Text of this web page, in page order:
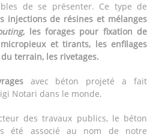
de se présenter. Ce type de
injections de résines et mélanges
, les forages pour fixation de
et tirants, les enfilages
terrain, les rivetages.
avec béton projeté a fait
Notari dans le monde.
des travaux publics, le béton
été associé au nom de notre